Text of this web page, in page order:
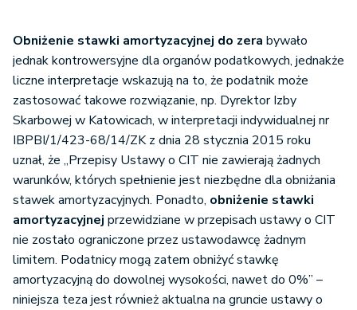
Obniżenie stawki amortyzacyjnej do zera bywało
jednak kontrowersyjne dla organów podatkowych, jednakże
liczne interpretacje wskazują na to, że podatnik może
zastosować takowe rozwiązanie, np. Dyrektor Izby
Skarbowej w Katowicach, w interpretacji indywidualnej nr
IBPBI/1/423-68/14/ZK z dnia 28 stycznia 2015 roku
uznał, że „Przepisy Ustawy o CIT nie zawierają żadnych
warunków, których spełnienie jest niezbędne dla obniżania
stawek amortyzacyjnych. Ponadto, obniżenie stawki
amortyzacyjnej przewidziane w przepisach ustawy o CIT
nie zostało ograniczone przez ustawodawcę żadnym
limitem. Podatnicy mogą zatem obniżyć stawkę
amortyzacyjną do dowolnej wysokości, nawet do 0%” –
niniejsza teza jest również aktualna na gruncie ustawy o